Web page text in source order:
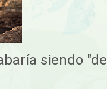
siendo "de